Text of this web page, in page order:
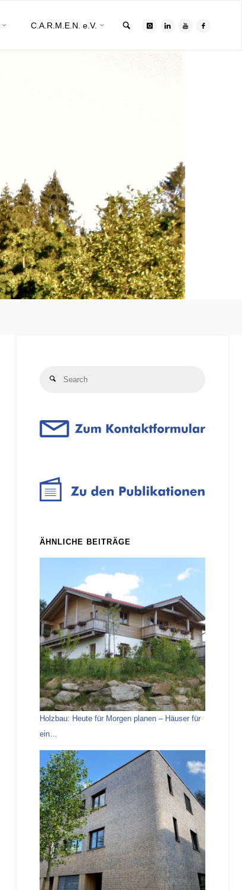
C.A.R.M.E.N. e.V.
Search
ÄHNLICHE BEITRÄGE
Holzbau: Heute für Morgen planen – Häuser für
ein…